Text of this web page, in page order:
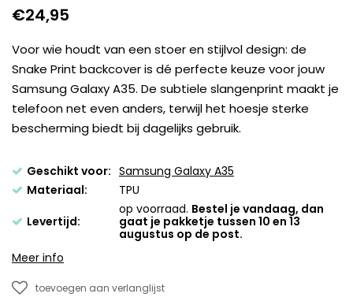
€24,95
Voor wie houdt van een stoer en stijlvol design: de
Snake Print backcover is dé perfecte keuze voor jouw
Samsung Galaxy A35. De subtiele slangenprint maakt je
telefoon net even anders, terwijl het hoesje sterke
bescherming biedt bij dagelijks gebruik.
Geschikt voor: Samsung Galaxy A35
Materiaal:
TPU
Levertijd:
op voorraad. Bestel je vandaag, dan
gaat je pakketje tussen 10 en 13
augustus op de post.
Meer info
toevoegen aan verlanglijst